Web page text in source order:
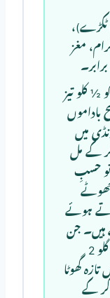
ٹکڑے)،
مرچ 21 عدد، اجوائن دیسی 10 گرام، مغز
½ کلو تیز
باداموں
میں
کر کے مل
تو حسبِ
چھوٹے
ہوئے
ہیں۔ جن
علاقوں میں تازہ گلو نہ ملے وہ خشک گلو 2
گھوٹا
کر کے